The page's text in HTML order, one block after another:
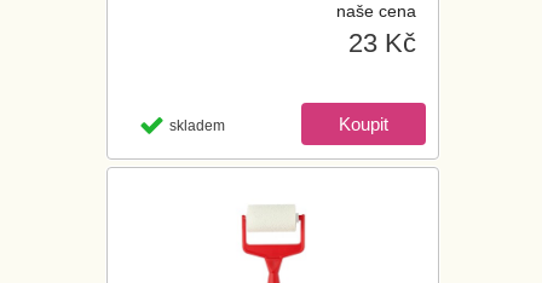
naše cena
23 Kč
skladem